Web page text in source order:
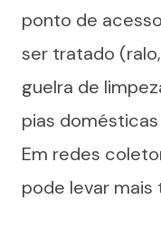
ponto de
ser tratado
guelra de
pias
Em redes
pode levar mais